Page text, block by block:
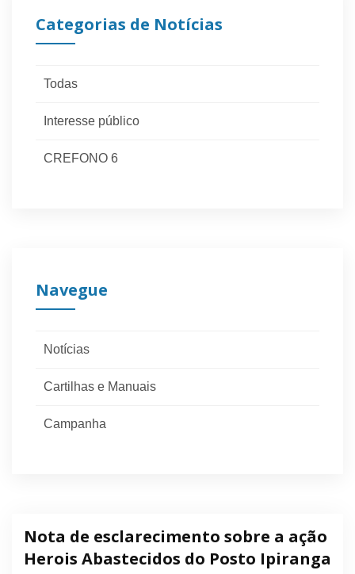
Categorias de Notícias
Todas
Interesse público
CREFONO 6
Navegue
Notícias
Cartilhas e Manuais
Campanha
Nota de esclarecimento sobre a ação
Herois Abastecidos do Posto Ipiranga